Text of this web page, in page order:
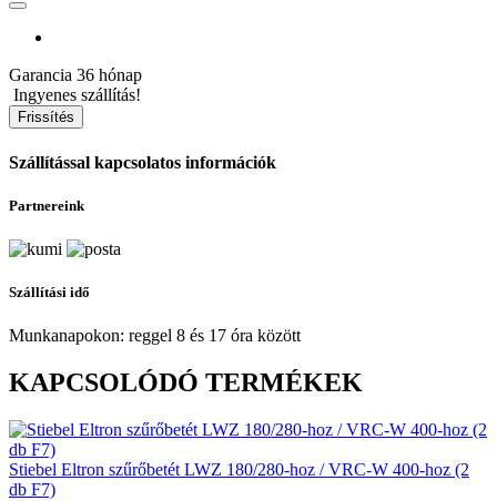
Garancia 36 hónap
Ingyenes szállítás!
Szállítással kapcsolatos információk
Partnereink
Szállítási idő
Munkanapokon: reggel 8 és 17 óra között
KAPCSOLÓDÓ TERMÉKEK
Stiebel Eltron szűrőbetét LWZ 180/280-hoz / VRC-W 400-hoz (2
db F7)